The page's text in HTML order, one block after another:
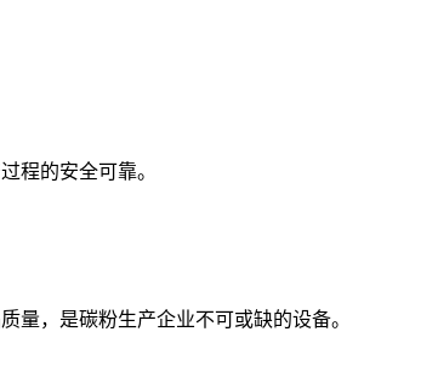
程的安全可靠。
量，是碳粉生产企业不可或缺的设备。